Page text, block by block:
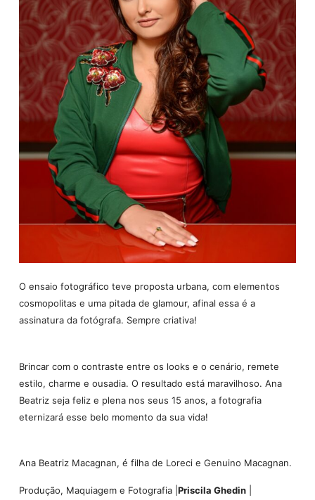
O ensaio fotográfico teve proposta urbana, com elementos
cosmopolitas e uma pitada de glamour, afinal essa é a
assinatura da fotógrafa. Sempre criativa!
Brincar com o contraste entre os looks e o cenário, remete
estilo, charme e ousadia. O resultado está maravilhoso. Ana
Beatriz seja feliz e plena nos seus 15 anos, a fotografia
eternizará esse belo momento da sua vida!
Ana Beatriz Macagnan, é filha de Loreci e Genuino Macagnan.
Produção, Maquiagem e Fotografia | Priscila Ghedin|